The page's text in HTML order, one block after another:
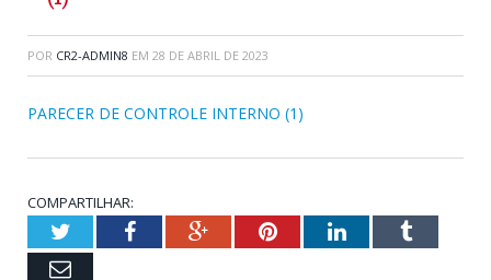
POR CR2-ADMIN8 EM 28 DE ABRIL DE 2023
PARECER DE CONTROLE INTERNO (1)
COMPARTILHAR:
TwitterFacebookGoogle+PinterestLinkedInTumblr
Email